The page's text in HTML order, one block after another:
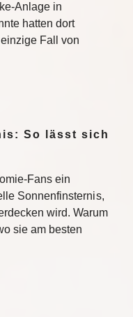
Anlage in
hatten dort
Fall von
So lässt sich
Fans ein
Sonnenfinsternis,
wird. Warum
sie am besten